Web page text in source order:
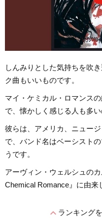
しんみりとした気持ちを吹
ク曲もいいものです。
マイ・ケミカル・ロマンス
で、懐かしく感じる人も多
彼らは、アメリカ、ニュー
で、バンド名はベーシスト
うです。
アーヴィン・ウェルシュの
Chemical Romance』に由来
expand_lessランキング